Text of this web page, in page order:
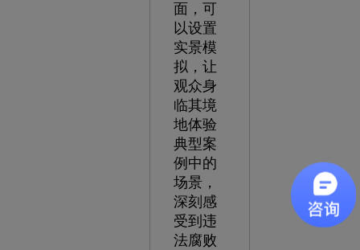
面，可
以设置
实景模
拟，让
观众身
临其境
地体验
典型案
例中的
场景，
深刻感
受到违
法腐败